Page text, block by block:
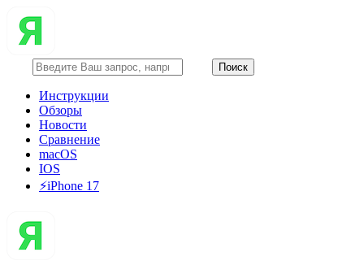
Инструкции
Обзоры
Новости
Сравнение
macOS
IOS
⚡️iPhone 17